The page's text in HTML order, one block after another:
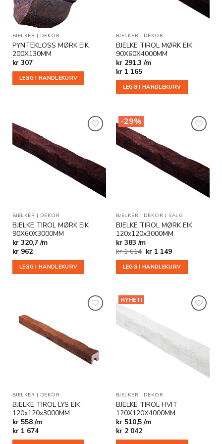
BJELKER | DEKOR
PYNTEKLOSS MØRK EIK
200X130MM
kr307
LEGG I HANDLEKURV
BJELKER | DEKOR
BJELKE TIROL MØRK EIK
90X60X4000MM
kr 291,3 /m
kr1 165
LEGG I HANDLEKURV
ønskeliste
BJELKER | DEKOR
BJELKE TIROL MØRK EIK
90X60X3000MM
kr 320,7 /m
kr962
LEGG I HANDLEKURV
-29%
ønskeliste
BJELKER | DEKOR | SALG
BJELKE TIROL MØRK EIK
120x120x3000MM
kr 383 /m
kr1 614 Opprinnelig
var:
kr 1
614.
kr1 149Nåværende
er:
kr 1
149.
LEGG I HANDLEKURV
ønskeliste
BJELKER | DEKOR
BJELKE TIROL LYS EIK
120x120x3000MM
kr 558 /m
kr1 674
NYHET!
ønskeliste
BJELKER | DEKOR
BJELKE TIROL HVIT
120X120X4000MM
kr 510,5 /m
kr2 042